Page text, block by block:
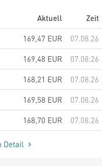
Aktuell
Zeit
169,47 EUR
07.08.26
169,48 EUR
07.08.26
168,21 EUR
07.08.26
169,58 EUR
07.08.26
168,70 EUR 07.08.26
Detail